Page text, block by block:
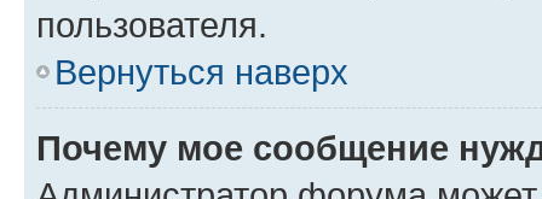
пользователя.
Вернуться наверх
Почему мое сообщение